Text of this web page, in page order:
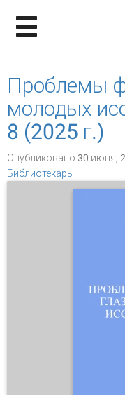
Проблемы
молодых
8 (2025 г.)
Опубликовано 30 июня,
Библиотекарь